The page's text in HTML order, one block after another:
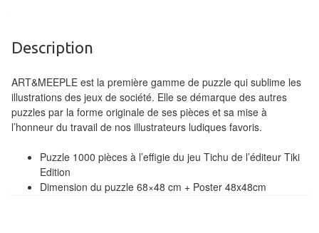
en
français
Tables
Accessoires
Jeux
société
Description
ART&MEEPLE est la première gamme de puzzle qui sublime les
illustrations des jeux de société. Elle se démarque des autres
puzzles par la forme originale de ses pièces et sa mise à
l’honneur du travail de nos illustrateurs ludiques favoris.
Puzzle 1000 pièces à l’effigie du jeu Tichu de l’éditeur Tiki
Edition
Dimension du puzzle 68×48 cm + Poster 48x48cm